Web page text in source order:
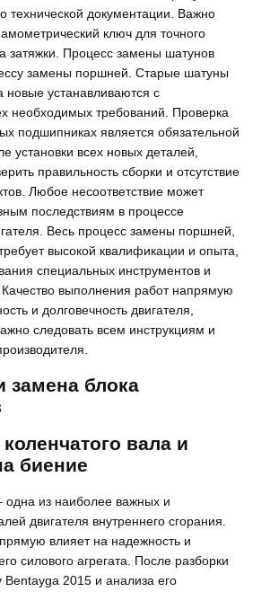
технической документации. Важно
ключ для точного
затяжки. Процесс замены шатунов
замены поршней. Старые шатуны
новые устанавливаются с
необходимых требований. Проверка
подшипниках является обязательной
установки всех новых деталей,
правильность сборки и отсутствие
Любое несоответствие может
последствиям в процессе
Весь процесс замены поршней,
высокой квалификации и опыта,
специальных инструментов и
выполнения работ напрямую
и долговечность двигателя,
следовать всем инструкциям и
замена блока
вала и
биение
одна из наиболее важных и
двигателя внутреннего сгорания.
влияет на надежность и
силового агрегата. После разборки
Bentayga 2015 и анализа его